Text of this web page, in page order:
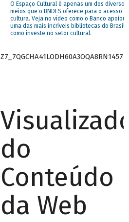
O Espaço Cultural é apenas um dos diversos
meios que o BNDES oferece para o acesso à
cultura. Veja no vídeo como o Banco apoiou
uma das mais incríveis bibliotecas do Brasil e
como investe no setor cultural.
Z7_7QGCHA41LODH60A3OQA8RN1457
Visualizador
do
Conteúdo
da Web